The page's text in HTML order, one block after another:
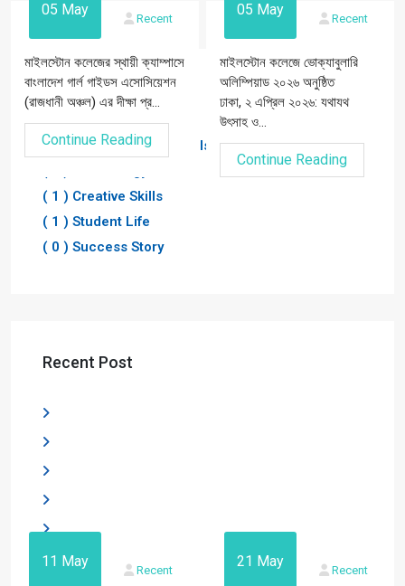
05 May
Recent
মাইলস্টোন কলেজের স্থায়ী ক্যাম্পাসে
বাংলাদেশ গার্ল গাইডস এসোসিয়েশন
(রাজধানী অঞ্চল) এর দীক্ষা প্র...
Continue Reading
05 May
Recent
মাইলস্টোন কলেজে ভোক্যাবুলারি
অলিম্পিয়াড ২০২৬ অনুষ্ঠিত
ঢাকা, ২ এপ্রিল ২০২৬: যথাযথ
উৎসাহ ও...
Continue Reading
11 May
Recent
21 May
Recent
Blogs Category
( 1 ) Communication Skills
( 1 ) Creative Skills
( 1 ) Student Life
( 0 ) Success Story
Recent Post